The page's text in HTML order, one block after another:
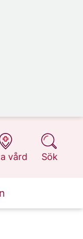
vård
Sök
på 1177.se